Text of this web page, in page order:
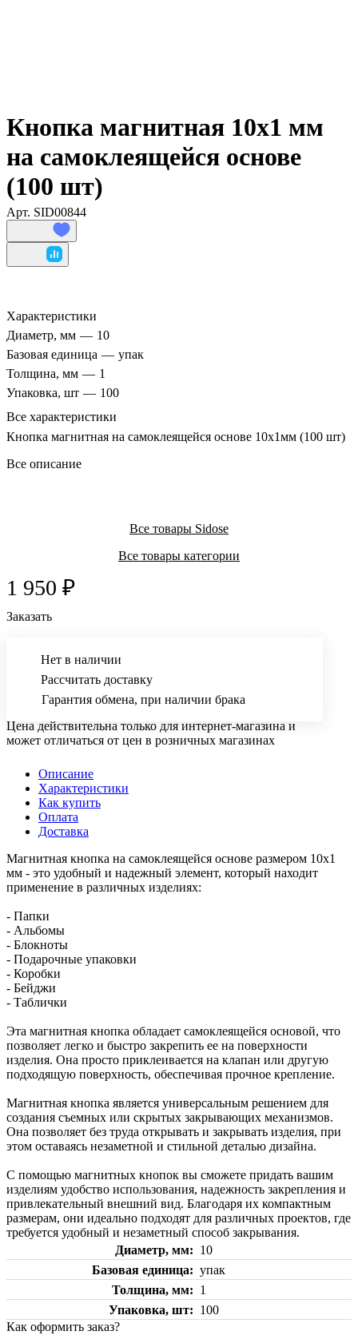
Кнопка магнитная 10х1 мм
на самоклеящейся основе
(100 шт)
Арт. SID00844
Характеристики
Диаметр, мм — 10
Базовая единица — упак
Толщина, мм — 1
Упаковка, шт — 100
Все характеристики
Кнопка магнитная на самоклеящейся основе 10х1мм (100 шт)
Все описание
Все товары Sidose
Все товары категории
1 950 ₽
Заказать
Нет в наличии
Рассчитать доставку
Гарантия обмена, при наличии брака
Цена действительна только для интернет-магазина и
может отличаться от цен в розничных магазинах
Описание
Характеристики
Как купить
Оплата
Доставка
Магнитная кнопка на самоклеящейся основе размером 10х1
мм - это удобный и надежный элемент, который находит
применение в различных изделиях:
- Папки
- Альбомы
- Блокноты
- Подарочные упаковки
- Коробки
- Бейджи
- Таблички
Эта магнитная кнопка обладает самоклеящейся основой, что
позволяет легко и быстро закрепить ее на поверхности
изделия. Она просто приклеивается на клапан или другую
подходящую поверхность, обеспечивая прочное крепление.
Магнитная кнопка является универсальным решением для
создания съемных или скрытых закрывающих механизмов.
Она позволяет без труда открывать и закрывать изделия, при
этом оставаясь незаметной и стильной деталью дизайна.
С помощью магнитных кнопок вы сможете придать вашим
изделиям удобство использования, надежность закрепления и
привлекательный внешний вид. Благодаря их компактным
размерам, они идеально подходят для различных проектов, где
требуется удобный и незаметный способ закрывания.
Диаметр, мм
10
Базовая единица
упак
Толщина, мм
1
Упаковка, шт
100
Как оформить заказ?